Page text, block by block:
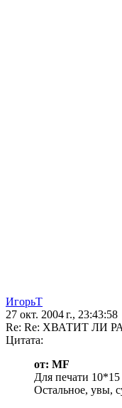
ИгорьТ
27 окт. 2004 г., 23:43:58
Re: Re: ХВАТИТ ЛИ
Цитата:
от: MF
Для печати 10*15
Остальное, увы,